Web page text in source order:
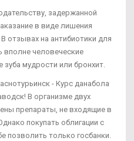
задержанной
в виде лишения
отзывах на антибиотики для
человеческие
зуба мудрости или бронхит.
- Курс данабола
В организме двух
препараты, не входящие в
покупать облигации с
позволить только госбанки.